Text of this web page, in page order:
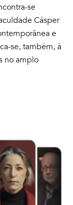
se
Cásper
e
se, também, à
no amplo